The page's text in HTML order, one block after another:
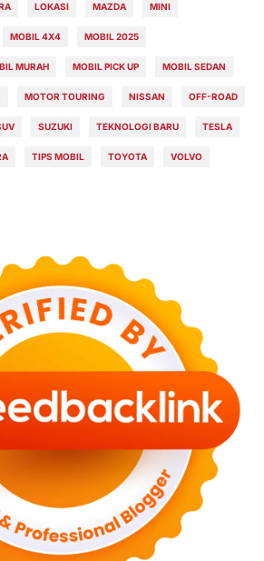
LOKASI MAZDA MINI
MOBIL 4X4 MOBIL 2025
MURAH MOBIL PICK UP MOBIL SEDAN
MOTOR TOURING NISSAN OFF-ROAD
SUZUKI TEKNOLOGI BARU TESLA
TIPS MOBIL TOYOTA VOLVO